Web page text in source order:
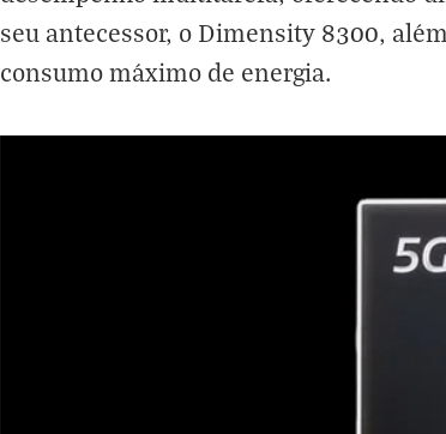
seu antecessor, o Dimensity 8300,
consumo máximo de energia.